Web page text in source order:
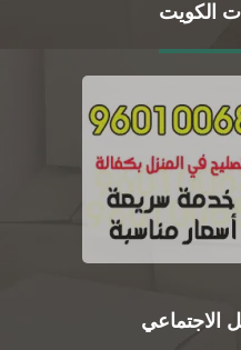
الكويت
الاجتماعي